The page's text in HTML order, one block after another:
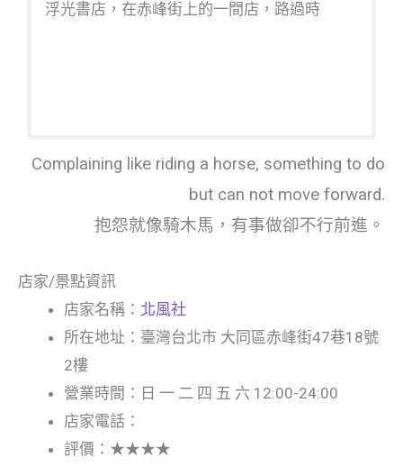
浮光書店，在赤峰街上的一間店，路過時
Complaining like riding a horse, something to do
but can not move forward.
抱怨就像騎木馬，有事做卻不行前進。
店家/景點資訊
店家名稱： 北風社
所在地址：臺灣台北市 大同區赤峰街47巷18號
2樓
營業時間：日 一 二 四 五 六 12:00-24:00
店家電話：
評價：★★★★